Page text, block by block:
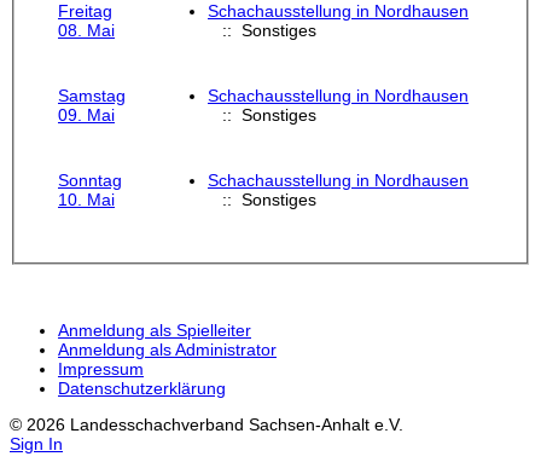
Freitag
08. Mai
Schachausstellung in Nordhausen
:: Sonstiges
Samstag
09. Mai
Schachausstellung in Nordhausen
:: Sonstiges
Sonntag
10. Mai
Schachausstellung in Nordhausen
:: Sonstiges
Anmeldung als Spielleiter
Anmeldung als Administrator
Impressum
Datenschutzerklärung
© 2026 Landesschachverband Sachsen-Anhalt e.V.
Sign In